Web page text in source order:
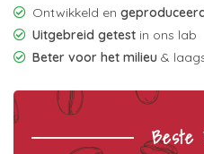
Ontwikkeld en
Uitgebreid getest in ons lab
Beter voor het milieu &
Beste